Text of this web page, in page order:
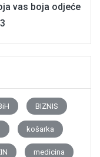
vas boja odjeće
BIZNIS
košarka
medicina